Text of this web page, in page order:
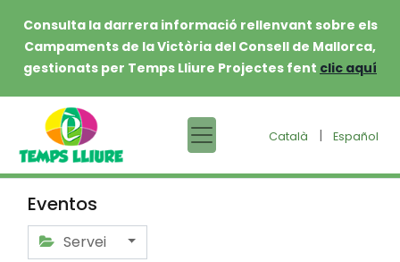
Consulta la darrera informació rellenvant sobre els
Campaments de la Victòria del Consell de Mallorca,
gestionats per Temps Lliure Projectes fent clic aquí
Català | Español
Eventos
Servei